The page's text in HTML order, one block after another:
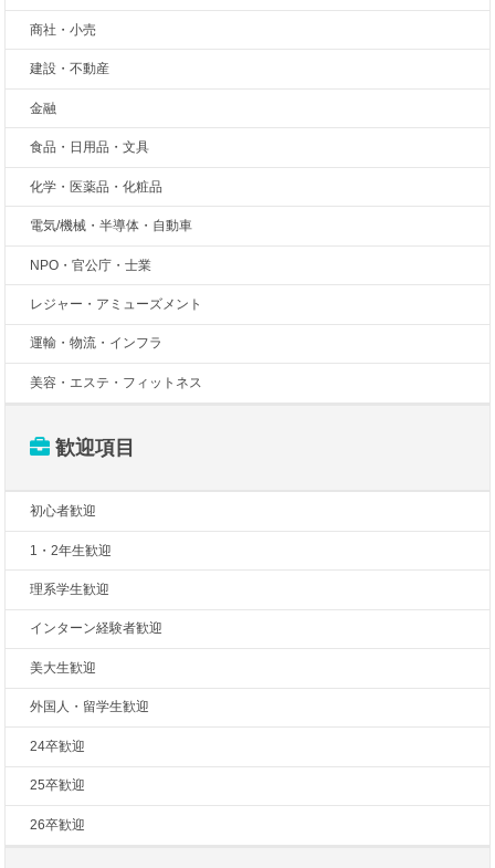
商社・小売
建設・不動産
金融
食品・日用品・文具
化学・医薬品・化粧品
電気/機械・半導体・自動車
NPO・官公庁・士業
レジャー・アミューズメント
運輸・物流・インフラ
美容・エステ・フィットネス
歓迎項目
初心者歓迎
1・2年生歓迎
理系学生歓迎
インターン経験者歓迎
美大生歓迎
外国人・留学生歓迎
24卒歓迎
25卒歓迎
26卒歓迎